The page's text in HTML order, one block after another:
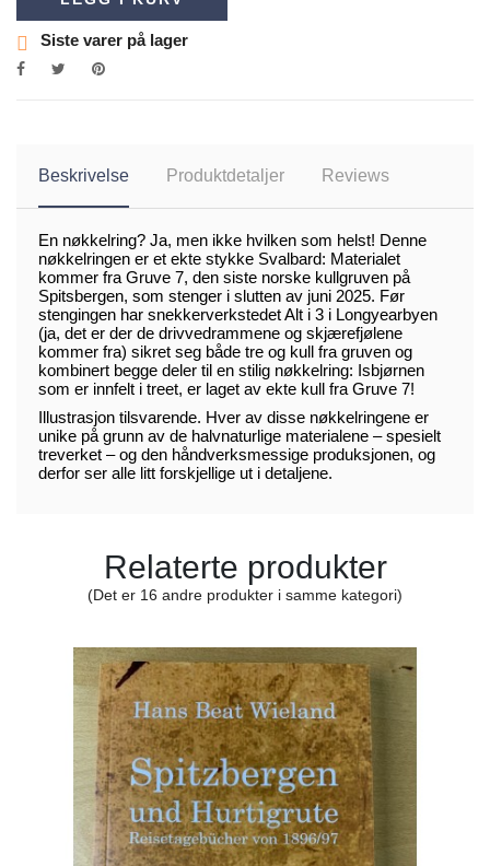
Siste varer på lager
Beskrivelse Produktdetaljer Reviews
En nøkkelring? Ja, men ikke hvilken som helst! Denne
nøkkelringen er et ekte stykke Svalbard: Materialet
kommer fra Gruve 7, den siste norske kullgruven på
Spitsbergen, som stenger i slutten av juni 2025. Før
stengingen har snekkerverkstedet Alt i 3 i Longyearbyen
(ja, det er der de drivvedrammene og skjærefjølene
kommer fra) sikret seg både tre og kull fra gruven og
kombinert begge deler til en stilig nøkkelring: Isbjørnen
som er innfelt i treet, er laget av ekte kull fra Gruve 7!
Illustrasjon tilsvarende. Hver av disse nøkkelringene er
unike på grunn av de halvnaturlige materialene – spesielt
treverket – og den håndverksmessige produksjonen, og
derfor ser alle litt forskjellige ut i detaljene.
Relaterte produkter
(Det er 16 andre produkter i samme kategori)